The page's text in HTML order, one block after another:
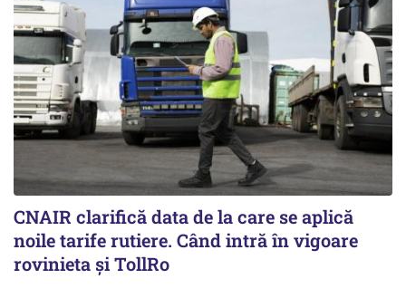
CNAIR clarifică data de la care se aplică
noile tarife rutiere. Când intră în vigoare
rovinieta și TollRo